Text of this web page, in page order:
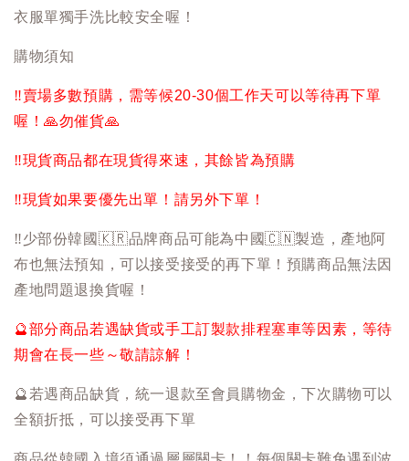
衣服單獨手洗比較安全喔！
購物須知
‼️賣場多數預購，需等候20-30個工作天可以等待再下單
喔！🙏勿催貨🙏
‼️現貨商品都在現貨得來速，其餘皆為預購
‼️現貨如果要優先出單！請另外下單！
‼️少部份韓國 🇰🇷品牌商品可能為中國🇨🇳製造，產地阿
布也無法預知，可以接受接受的再下單！預購商品無法因
產地問題退換貨喔！
🔮部分商品若遇缺貨或手工訂製款排程塞車等因素，等待
期會在長一些～敬請諒解！
🔮 若遇商品缺貨，統一退款至會員購物金，下次購物可以
全額折抵，可以接受再下單